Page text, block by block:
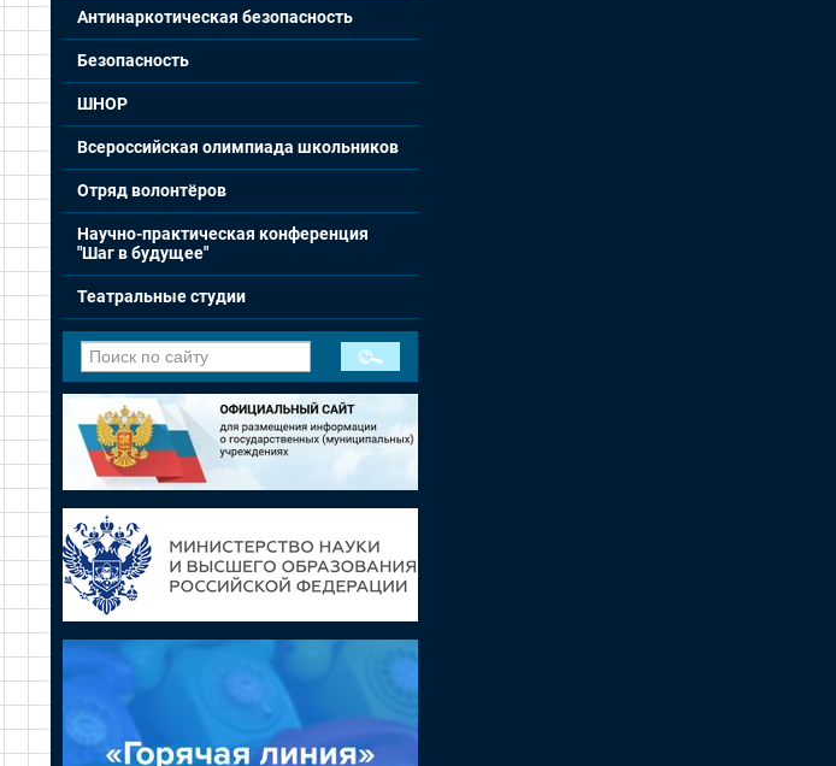
Антинаркотическая безопасность
Безопасность
ШНОР
Всероссийская олимпиада школьников
Отряд волонтёров
Научно-практическая конференция
"Шаг в будущее"
Театральные студии